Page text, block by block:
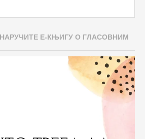
Е-КЊИГУ О ГЛАСОВНИМ